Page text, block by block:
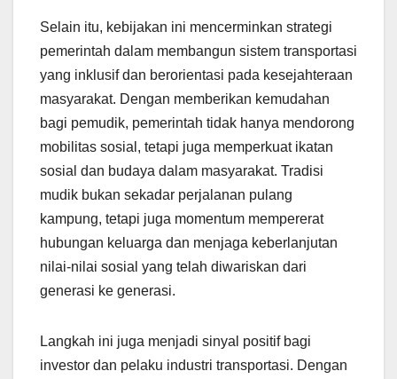
Selain itu, kebijakan ini mencerminkan strategi
pemerintah dalam membangun sistem transportasi
yang inklusif dan berorientasi pada kesejahteraan
masyarakat. Dengan memberikan kemudahan
bagi pemudik, pemerintah tidak hanya mendorong
mobilitas sosial, tetapi juga memperkuat ikatan
sosial dan budaya dalam masyarakat. Tradisi
mudik bukan sekadar perjalanan pulang
kampung, tetapi juga momentum mempererat
hubungan keluarga dan menjaga keberlanjutan
nilai-nilai sosial yang telah diwariskan dari
generasi ke generasi.
Langkah ini juga menjadi sinyal positif bagi
investor dan pelaku industri transportasi. Dengan